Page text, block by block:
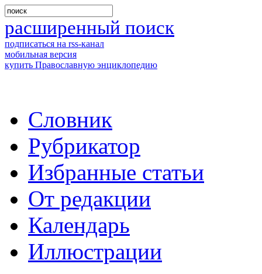
расширенный поиск
подписаться на rss-канал
мобильная версия
купить Православную энциклопедию
Словник
Рубрикатор
Избранные статьи
От редакции
Календарь
Иллюстрации